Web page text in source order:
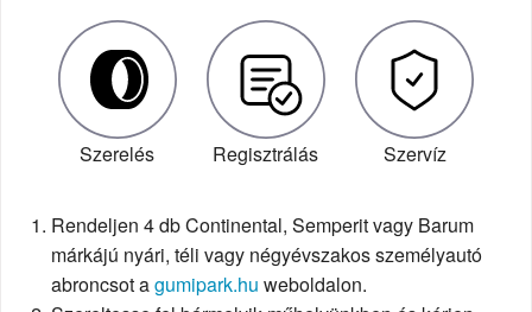
Szerelés Regisztrálás Szervíz
Rendeljen 4 db Continental, Semperit vagy Barum
márkájú nyári, téli vagy négyévszakos személyautó
abroncsot agumipark.hu weboldalon.